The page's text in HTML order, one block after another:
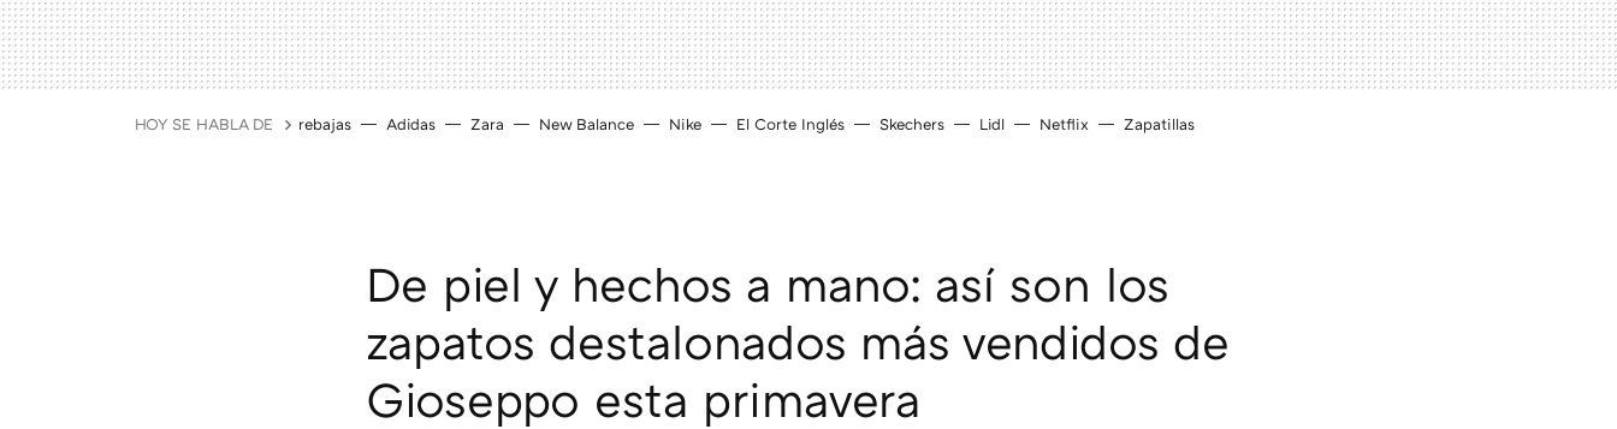
HOY SE HABLA DE rebajas Adidas Zara New Balance Nike El Corte Inglés Skechers Lidl Netflix Zapatillas
De piel y hechos a mano: así son los
zapatos destalonados más vendidos de
Gioseppo esta primavera